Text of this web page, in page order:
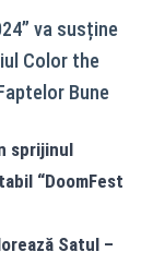
va susține
Color the
Bune
sprijinul
“DoomFest
Satul –